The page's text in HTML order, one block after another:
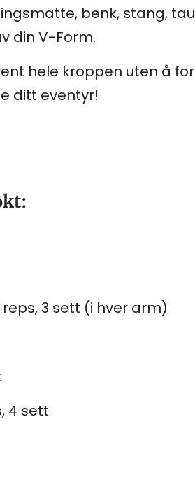
benk, stang,
din V-Form.
hele kroppen uten å
ditt eventyr!
3 sett (i hver arm)
4 sett